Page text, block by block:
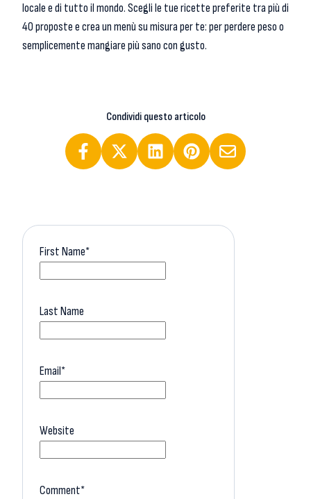
locale e di tutto il mondo. Scegli le tue ricette preferite tra più di
40 proposte e crea un menù su misura per te: per perdere peso o
semplicemente mangiare più sano con gusto.
Condividi questo articolo
First Name*
Last Name
Email*
Website
Comment*